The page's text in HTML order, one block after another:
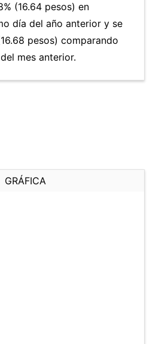
(16.64 pesos) en
día del año anterior y se
pesos) comparando
mes anterior.
GRÁFICA